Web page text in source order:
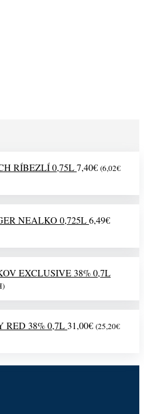
RÍBEZLÍ 0,75L7,40€ (6,02€
NEALKO 0,725L6,49€
EXCLUSIVE 38% 0,7L
RED 38% 0,7L31,00€ (25,20€